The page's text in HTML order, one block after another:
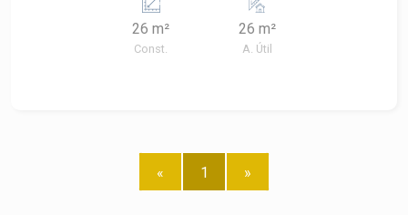
Piracicaba em ponto estratégico para comércios
e serviços em Piracicaba, próximo a tudo e com
fácil acesso às principais áreas da cidade. O
especialista Frias Neto!
26 m²
Const.
26 m²
A. Útil
« 1 »